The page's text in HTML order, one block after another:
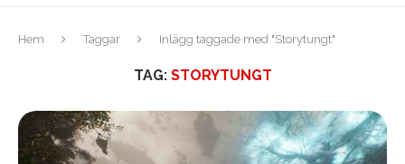
Hem Taggar Inlägg taggade med "Storytungt"
TAG: STORYTUNGT